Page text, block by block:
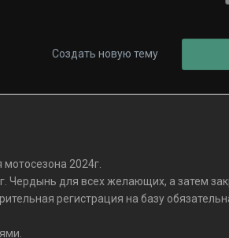
Создать новую тему
2024г.
Чердынь для всех желающих, а затем
регистрация на базу